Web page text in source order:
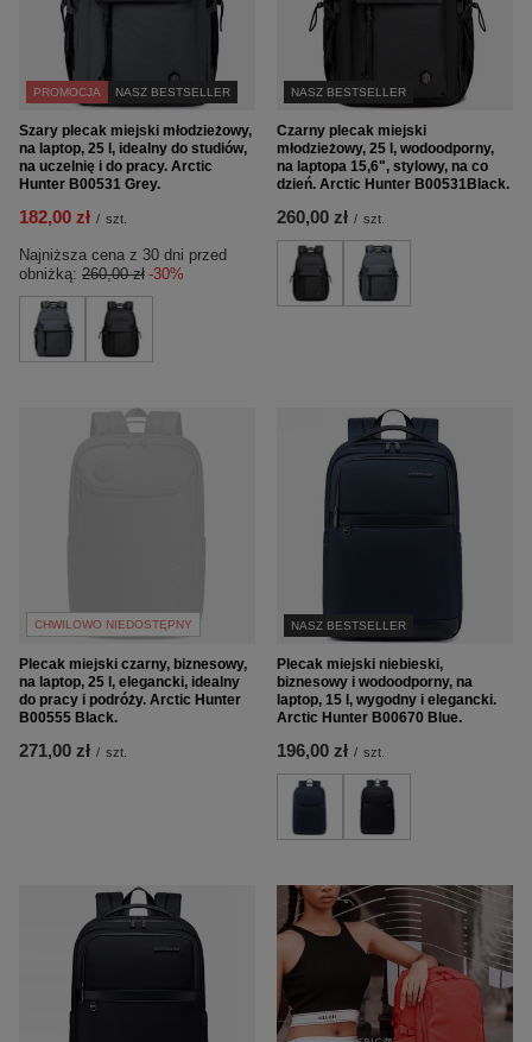
PROMOCJA NASZ BESTSELLER
Szary plecak miejski młodzieżowy,
na laptop, 25 l, idealny do studiów,
na uczelnię i do pracy. Arctic
Hunter B00531 Grey.
182,00 zł / szt.
Najniższa cena z 30 dni przed
obniżką: 260,00 zł -30%
NASZ BESTSELLER
Czarny plecak miejski
młodzieżowy, 25 l, wodoodporny,
na laptopa 15,6", stylowy, na co
dzień. Arctic Hunter B00531Black.
260,00 zł / szt.
CHWILOWO NIEDOSTĘPNY
Plecak miejski czarny, biznesowy,
na laptop, 25 l, elegancki, idealny
do pracy i podróży. Arctic Hunter
B00555 Black.
271,00 zł / szt.
NASZ BESTSELLER
Plecak miejski niebieski,
biznesowy i wodoodporny, na
laptop, 15 l, wygodny i elegancki.
Arctic Hunter B00670 Blue.
196,00 zł / szt.